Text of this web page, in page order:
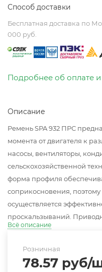
Способ доставки
Бесплатная доставка по
000 руб.
Подробнее об оплате и
Описание
Ремень SPA 932 ПРС
момента от двигателя к
насосы, вентиляторы,
сельскохозяйственной
форма профиля
соприкосновения,
осуществляется
проскальзываний.
Всё описание
Розничная
78.57 руб/